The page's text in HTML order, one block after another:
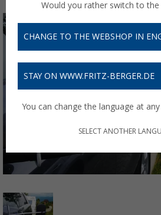
Would you rather switch to the
CHANGE TO THE WEBSHOP IN
STAY ON WWW.FRITZ-BERGER.DE
You can change the language at
SELECT ANOTHER